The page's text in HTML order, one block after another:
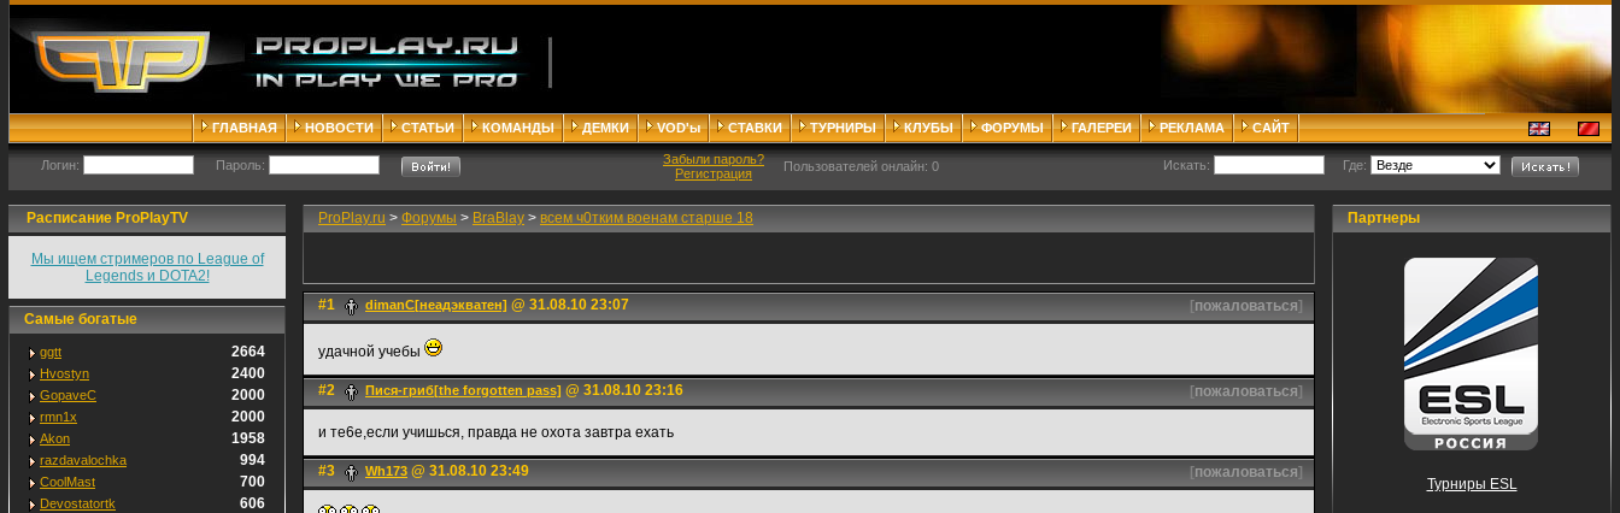
ГЛАВНАЯ НОВОСТИ СТАТЬИ КОМАНДЫ ДЕМКИ VOD'ы СТАВКИ ТУРНИРЫ КЛУБЫ ФОРУМЫ ГАЛЕРЕИ РЕКЛАМА САЙТ
Логин: Пароль:
Забыли пароль?
Регистрация
Пользователей онлайн: 0 Искать: Где:
Расписание ProPlayTV
Мы ищем стримеров по League of
Legends и DOTA2!
Самые богатые
ggtt 2664
Hvostyn 2400
GopaveC 2000
rmn1x 2000
Akon 1958
razdavalochka 994
CoolMast 700
Devostatortk 606
ProPlay.ru > Форумы > BraBlay > всем ч0тким военам старше 18
#1 dimanC[неадэкватен] @ 31.08.10 23:07 [пожаловаться]
удачной учебы
#2 Пися-гриб[the forgotten pass] @ 31.08.10 23:16 [пожаловаться]
и те6е,если учишься, правда не охота завтра ехать
#3 Wh173 @ 31.08.10 23:49 [пожаловаться]
Партнеры
Турниры ESL